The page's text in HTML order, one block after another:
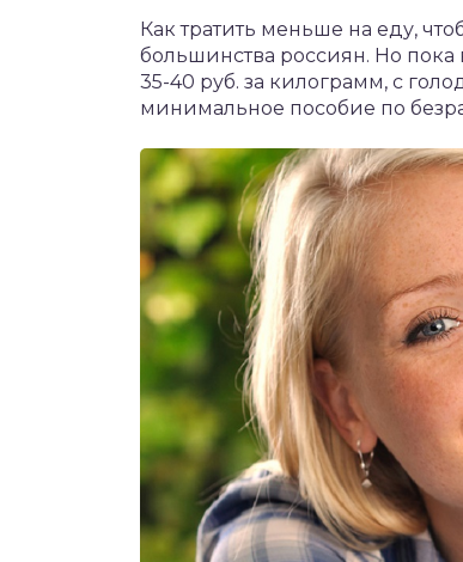
Как тратить меньше на еду,
большинства россиян. Но
35-40 руб. за килограмм, с
минимальное пособие по
крыши и кровли